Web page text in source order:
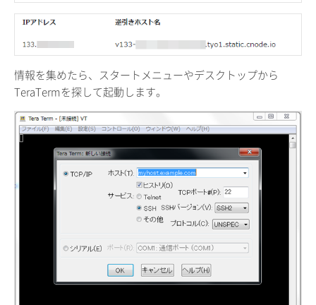
情報を集めたら、スタートメニューやデスクトップから
TeraTermを探して起動します。